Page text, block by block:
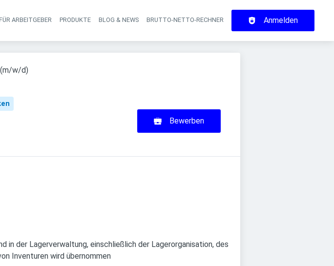
Haupt-Navigation
ARBEITGEBER PRODUKTE BLOG & NEWS BRUTTO-NETTO-RECHNER Anmelden
w/d)
Bewerben
in der Lagerverwaltung, einschließlich der Lagerorganisation, des
Inventuren wird übernommen